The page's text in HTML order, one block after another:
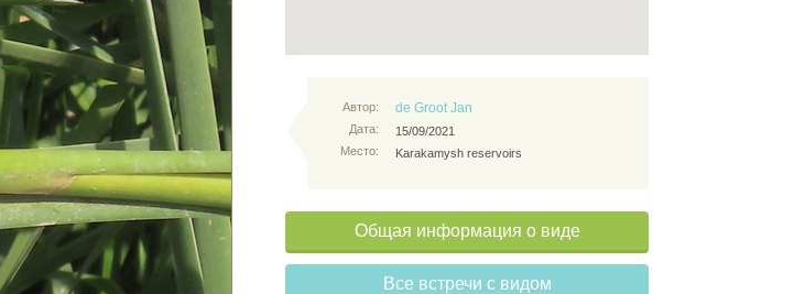
Автор:
Дата:
Место:
de Groot Jan
15/09/2021
Karakamysh reservoirs
Общая информация о виде
Все встречи с видом